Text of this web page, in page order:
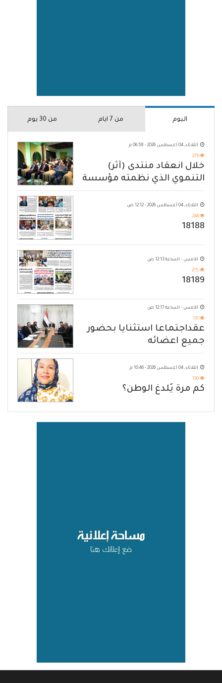
اليوم من 7 ايام من 30 يوم
الثلاثاء, 04 أغسطس 2026 - 06:58 م
279
خلال انعقاد منتدى (أثر)
التنموي الذي نظمته مؤسسة
حضرموت
الثلاثاء, 04 أغسطس 2026 - 12:12 ص
246
18188
الأمس - الساعة 12:13 ص
215
18189
الأمس - الساعة 12:17 ص
131
عقداجتماعا استثنايا بحضور
جميع اعضائه
الثلاثاء, 04 أغسطس 2026 - 10:46 م
130
كم مرة يُلدغ الوطن؟